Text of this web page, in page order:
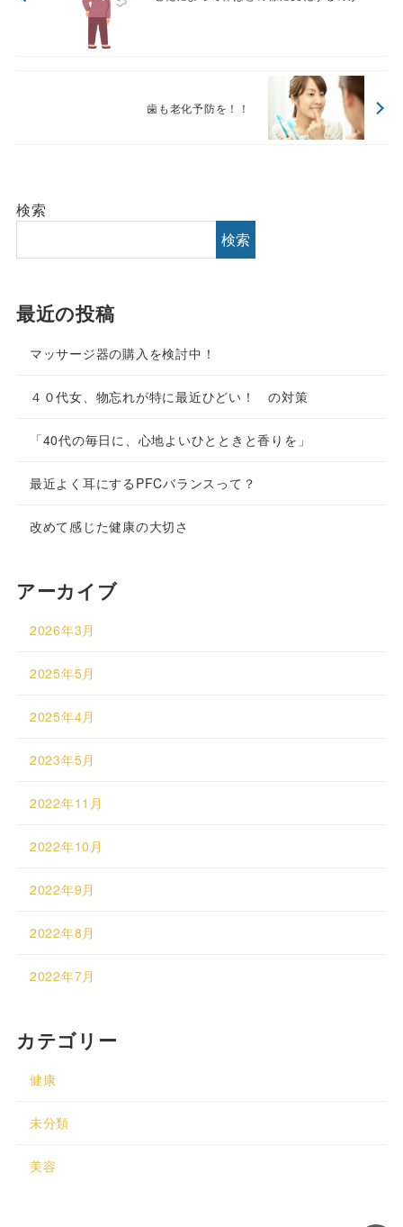
歯も老化予防を！！
検索
検索
最近の投稿
マッサージ器の購入を検討中！
４０代女、物忘れが特に最近ひどい！ の対策
「40代の毎日に、心地よいひとときと香りを」
最近よく耳にするPFCバランスって？
改めて感じた健康の大切さ
アーカイブ
2026年3月
2025年5月
2025年4月
2023年5月
2022年11月
2022年10月
2022年9月
2022年8月
2022年7月
カテゴリー
健康
未分類
美容